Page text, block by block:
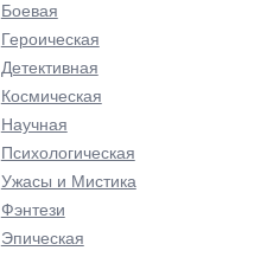
Боевая
Героическая
Детективная
Космическая
Научная
Психологическая
Ужасы и Мистика
Фэнтези
Эпическая